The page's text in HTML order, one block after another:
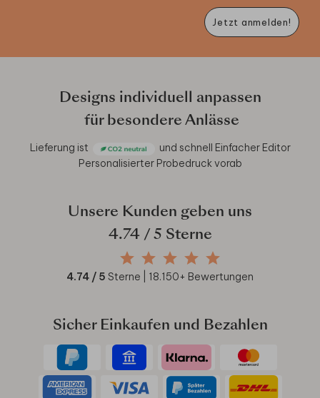
Jetzt anmelden!
Designs individuell anpassen
für besondere Anlässe
Lieferung ist und schnell Einfacher Editor
Personalisierter Probedruck vorab
Unsere Kunden geben uns
4.74/ 5 Sterne
4.74 / 5 Sterne | 18.150+ Bewertungen
Sicher Einkaufen und Bezahlen